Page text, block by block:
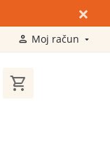
×
Moj račun